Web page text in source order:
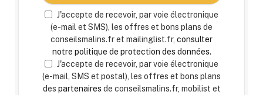
J'accepte de recevoir, par voie électronique
(e-mail et SMS), les offres et bons plans de
conseilsmalins.fr et mailinglist.fr, consulter
notre politique de protection des données.
J'accepte de recevoir, par voie électronique
(e-mail, SMS et postal), les offres et bons plans
des partenaires de conseilsmalins.fr, mobilist et